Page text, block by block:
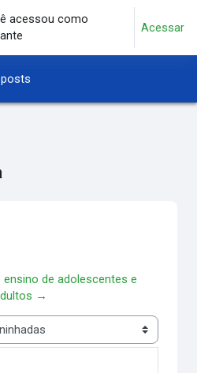
acessou como
Acessar
de adolescentes e
→